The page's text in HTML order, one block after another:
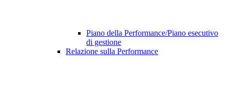
Piano della Performance/Piano esecutivo
di gestione
Relazione sulla Performance